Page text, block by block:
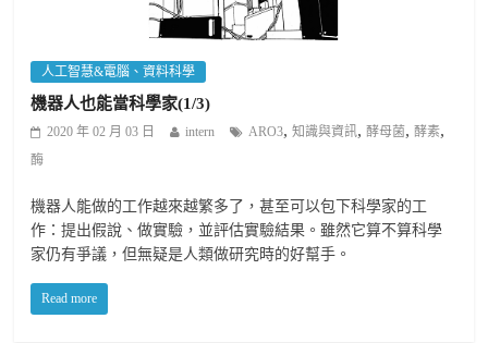
人工智慧&電腦、資料科學
機器人也能當科學家(1/3)
2020 年 02 月 03 日 intern ARO3,知識與資訊,酵母菌,酵素,
酶
機器人能做的工作越來越繁多了，甚至可以包下科學家的工
作：提出假說、做實驗，並評估實驗結果。雖然它算不算科學
家仍有爭議，但無疑是人類做研究時的好幫手。
Read more